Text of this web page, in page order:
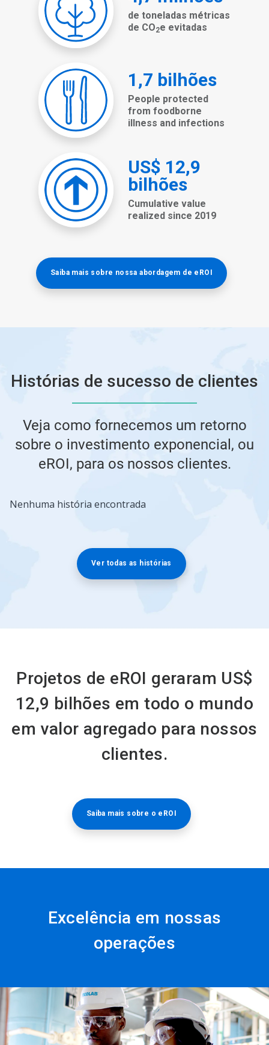
Saiba mais sobre nossa abordagem de eROI
Histórias de sucesso de clientes
Veja como fornecemos um retorno
sobre o investimento exponencial, ou
eROI, para os nossos clientes.
Isto
navegar,
um
slide
clicando
nos
Nenhuma história encontrada
Ver todas as histórias
Projetos de eROI geraram US$
12,9 bilhões em todo o mundo
em valor agregado para nossos
clientes.
Saiba mais sobre o eROI
Excelência em nossas
operações